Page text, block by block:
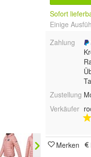
Sofort
Einige
Zahlung
Zustellung
Verkäufer
Merken